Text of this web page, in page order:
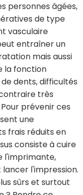
personnes âgées,
de type
vasculaire
entraîner un
mais aussi
la fonction
dents, difficultés
très
prévenir ces
une
frais réduits en
consiste à cuire
l'imprimante,
l'impression.
sûrs et surtout